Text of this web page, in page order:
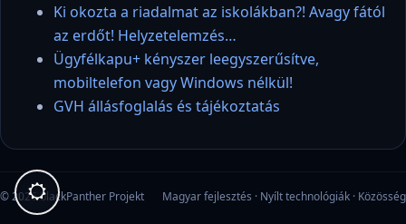
Ki okozta a riadalmat az iskolákban?! Avagy fától
az erdőt! Helyzetelemzés…
Ügyfélkapu+ kényszer leegyszerűsítve,
mobiltelefon vagy Windows nélkül!
GVH állásfoglalás és tájékoztatás
© 2026 blackPanther Projekt Magyar fejlesztés · Nyílt technológiák · Közösség